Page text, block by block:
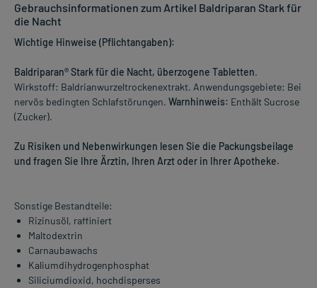
Gebrauchsinformationen zum Artikel Baldriparan Stark für
die Nacht
Wichtige Hinweise (Pflichtangaben):
Baldriparan® Stark für die Nacht, überzogene Tabletten.
Wirkstoff: Baldrianwurzeltrockenextrakt. Anwendungsgebiete: Bei
nervös bedingten Schlafstörungen. Warnhinweis: Enthält Sucrose
(Zucker).
Zu Risiken und Nebenwirkungen lesen Sie die Packungsbeilage
und fragen Sie Ihre Ärztin, Ihren Arzt oder in Ihrer Apotheke.
Sonstige Bestandteile:
Rizinusöl, raffiniert
Maltodextrin
Carnaubawachs
Kaliumdihydrogenphosphat
Siliciumdioxid, hochdisperses